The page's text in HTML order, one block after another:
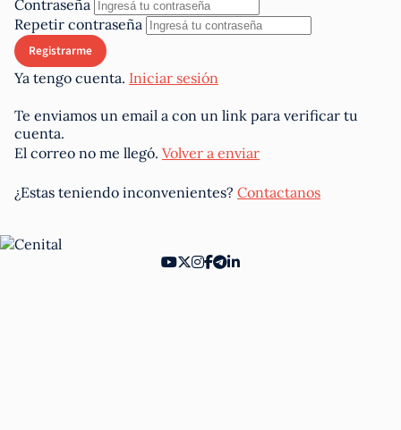
Contraseña
Repetir contraseña
Ya tengo cuenta. Iniciar sesión
Te enviamos un email a con un link para verificar tu
cuenta.
El correo no me llegó. Volver a enviar
¿Estas teniendo inconvenientes? Contactanos